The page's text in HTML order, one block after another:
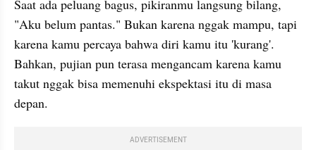
Saat ada peluang bagus, pikiranmu langsung bilang,
"Aku belum pantas." Bukan karena nggak mampu, tapi
karena kamu percaya bahwa diri kamu itu 'kurang'.
Bahkan, pujian pun terasa mengancam karena kamu
takut nggak bisa memenuhi ekspektasi itu di masa
depan.
ADVERTISEMENT